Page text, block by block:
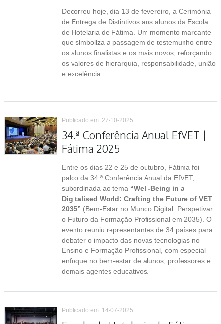
Decorreu hoje, dia 13 de fevereiro, a Cerimónia
de Entrega de Distintivos aos alunos da Escola
de Hotelaria de Fátima. Um momento marcante
que simboliza a passagem de testemunho entre
os alunos finalistas e os mais novos, reforçando
os valores de hierarquia, responsabilidade, união
e excelência.
Publicado em: 27-10-2025
34.ª Conferência Anual EfVET |
Fátima 2025
Entre os dias 22 e 25 de outubro, Fátima foi
palco da 34.ª Conferência Anual da EfVET,
subordinada ao tema “Well-Being in a
Digitalised World: Crafting the Future of VET
2035” (Bem-Estar no Mundo Digital: Perspetivar
o Futuro da Formação Profissional em 2035). O
evento reuniu representantes de 34 países para
debater o impacto das novas tecnologias no
Ensino e Formação Profissional, com especial
enfoque no bem-estar de alunos, professores e
demais agentes educativos.
Publicado em: 14-07-2025